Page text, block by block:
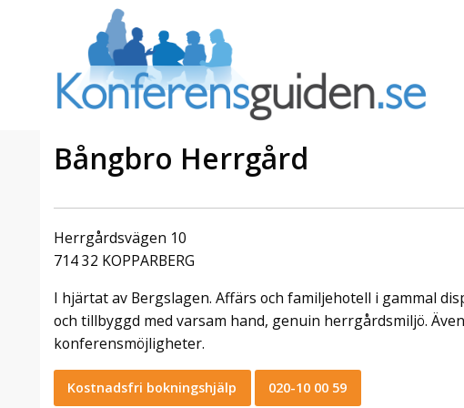
Bångbro Herrgård
Herrgårdsvägen 10
714 32 KOPPARBERG
I hjärtat av Bergslagen. Affärs och familjehotell i gammal
och tillbyggd med varsam hand, genuin herrgårdsmiljö.
konferensmöjligheter.
Kostnadsfri bokningshjälp 020-10 00 59
av att
här är
Stockholm Hotel
Julerbjudande
2026 hos oss. Mellan den 23
november och 19 december
förvandlar vi våra lokaler till en
stämningsfull mötesplats där
hantverk, tradi ...
Ta över
erbjuder